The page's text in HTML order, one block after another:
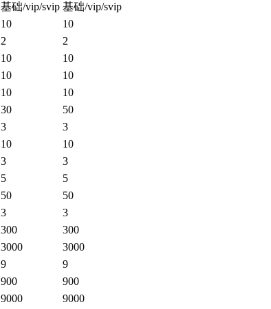
基础/vip/svip 基础/vip/svip
10
10
2
2
10
10
10
10
10
10
30
50
3
3
10
10
3
3
5
5
50
50
3
3
300
300
3000
3000
9
9
900
900
9000
9000